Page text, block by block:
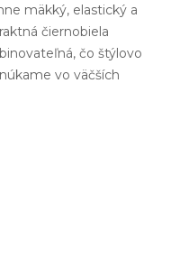
mäkký, elastický a
čiernobiela
čo štýlovo
vo väčších